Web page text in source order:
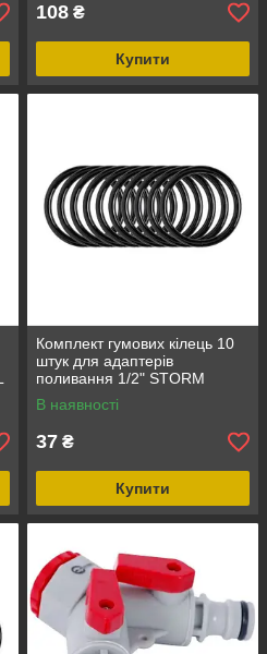
108 ₴
Купити
Комплект гумових кілець 10
штук для адаптерів
поливання 1/2" STORM
INTERTOOL GE-1510
В наявності
37 ₴
Купити